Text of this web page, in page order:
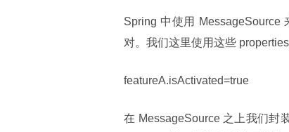
Spring 中使用 MessageSource
对。我们这里使用这些
featureA.isActivated=true
在 MessageSource 之上我们封